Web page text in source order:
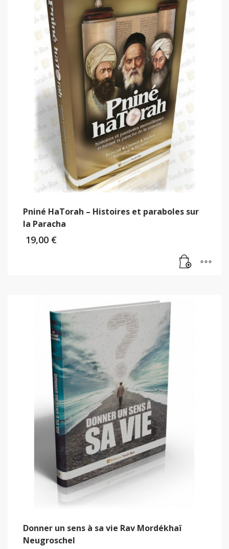
Pniné HaTorah – Histoires et paraboles sur
la Paracha
19,00 €
Donner un sens à sa vie Rav Mordékhaï
Neugroschel